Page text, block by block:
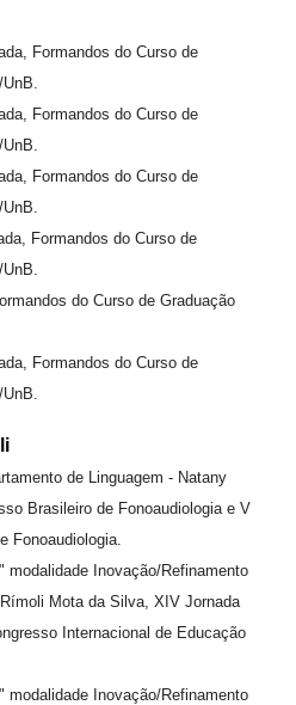
Formandos do Curso de
Formandos do Curso de
Formandos do Curso de
Formandos do Curso de
do Curso de Graduação
Formandos do Curso de
de Linguagem - Natany
Brasileiro de Fonoaudiologia e V
Fonoaudiologia.
modalidade Inovação/Refinamento
Mota da Silva, XIV Jornada
Internacional de Educação
modalidade Inovação/Refinamento